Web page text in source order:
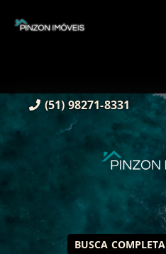
(51) 98271-8331
BUSCA COMPLETA